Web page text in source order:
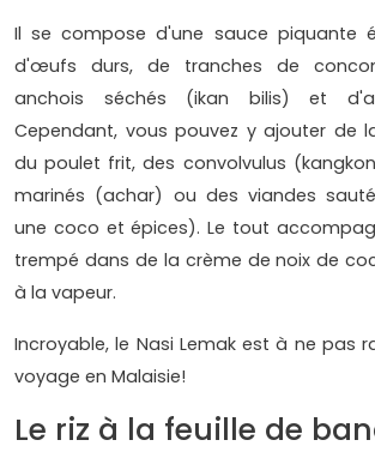
Il se compose d'une sauce piquante
d'œufs durs, de tranches de
anchois séchés (ikan bilis) et
Cependant, vous pouvez y ajouter de
du poulet frit, des convolvulus
marinés (achar) ou des viandes
une coco et épices). Le tout
trempé dans de la crème de noix de
à la vapeur.
Incroyable, le Nasi Lemak est à ne pas
voyage en Malaisie!
Le riz à la feuille de